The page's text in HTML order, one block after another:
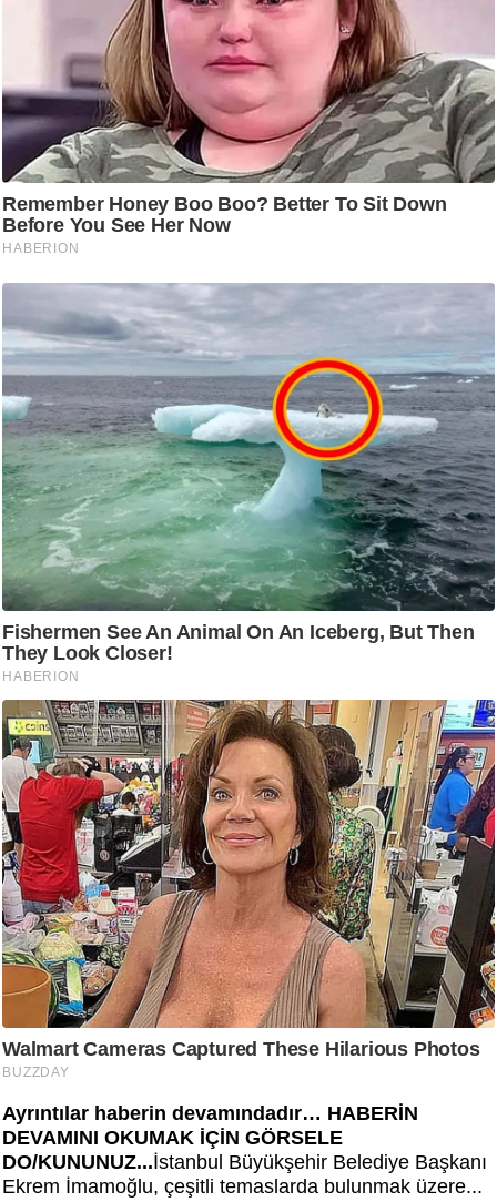
Ayrıntılar haberin devamındadır… HABERİN
DEVAMINI OKUMAK İÇİN GÖRSELE
DO/KUNUNUZ...İstanbul Büyükşehir Belediye Başkanı
Ekrem İmamoğlu, çeşitli temaslarda bulunmak üzere...